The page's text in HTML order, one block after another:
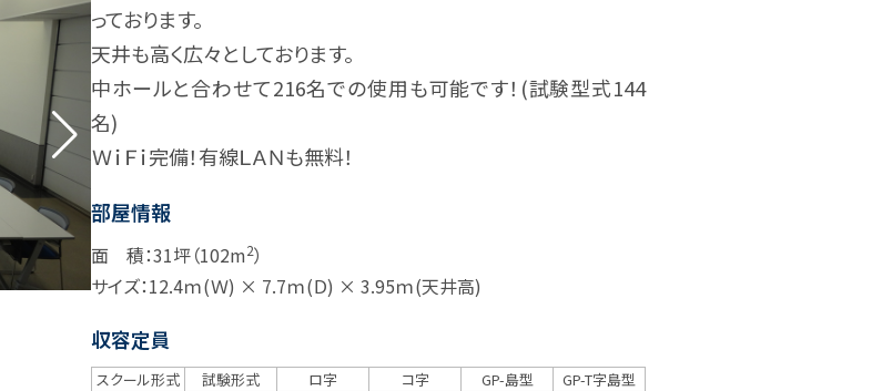
っております。
天井も高く広々としております。
中ホールと合わせて216名での使用も可能です！(試験型式144
名)
ＷｉＦｉ完備！有線ＬＡＮも無料！
部屋情報
面 積：31坪（102m2）
サイズ：12.4ｍ(Ｗ) × 7.7ｍ(Ｄ) × 3.95ｍ(天井高)
収容定員
スクール形式 試験形式 ロ字 コ字 GP-島型 GP-T字島型